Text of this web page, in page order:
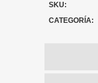
SKU:
CATEGORÍA: